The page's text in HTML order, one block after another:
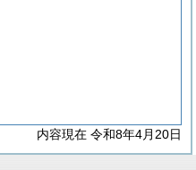
内容現在 令和8年4月20日